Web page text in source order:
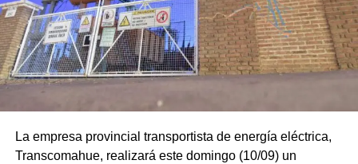
La empresa provincial transportista de energía eléctrica,
Transcomahue, realizará este domingo (10/09) un